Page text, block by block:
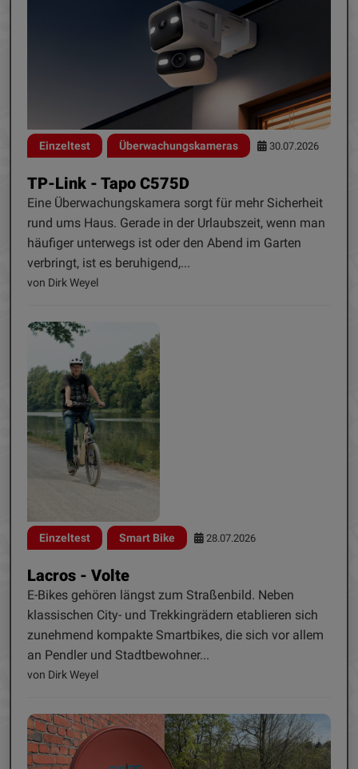
Einzeltest Überwachungskameras 30.07.2026
TP-Link - Tapo C575D
Eine Überwachungskamera sorgt für mehr Sicherheit
rund ums Haus. Gerade in der Urlaubszeit, wenn man
häufiger unterwegs ist oder den Abend im Garten
verbringt, ist es beruhigend,...
von Dirk Weyel
Einzeltest Smart Bike 28.07.2026
Lacros - Volte
E-Bikes gehören längst zum Straßenbild. Neben
klassischen City- und Trekkingrädern etablieren sich
zunehmend kompakte Smartbikes, die sich vor allem
an Pendler und Stadtbewohner...
von Dirk Weyel